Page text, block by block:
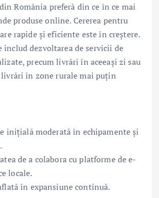
România preferă din ce în ce mai
produse online. Cererea pentru
rapide și eficiente este în creștere.
dezvoltarea de servicii de
precum livrări în aceeași zi sau
în zone rurale mai puțin
inițială moderată în echipamente și
de a colabora cu platforme de e-
locale.
în expansiune continuă.